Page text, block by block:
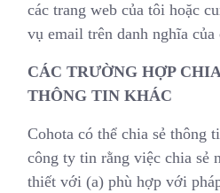
các trang web của tôi hoặc
vụ email trên danh nghĩa của
CÁC TRƯỜNG HỢP
THÔNG TIN KHÁC
Cohota có thể chia sẻ thông
công ty tin rằng việc chia sẻ
thiết với (a) phù hợp với